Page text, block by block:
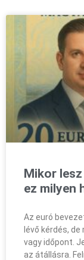
Mikor
ez milyen
Az euró
lévő kérdés,
vagy időpont.
az átállásra.